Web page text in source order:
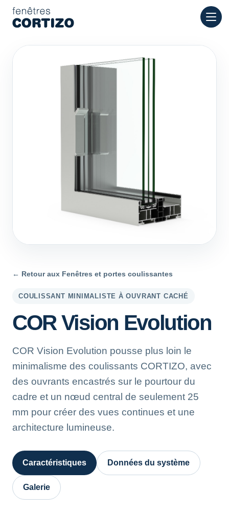
Fenêtres Cortizo est un réseau spécialisé dans les fenêtres
Produits
Réseau de magasins
← Retour aux Fenêtres et portes coulissantes
COULISSANT MINIMALISTE À OUVRANT CACHÉ
COR Vision Evolution
COR Vision Evolution pousse plus loin le
minimalisme des coulissants CORTIZO, avec
des ouvrants encastrés sur le pourtour du
cadre et un nœud central de seulement 25
mm pour créer des vues continues et une
architecture lumineuse.
Caractéristiques Données du système
Galerie